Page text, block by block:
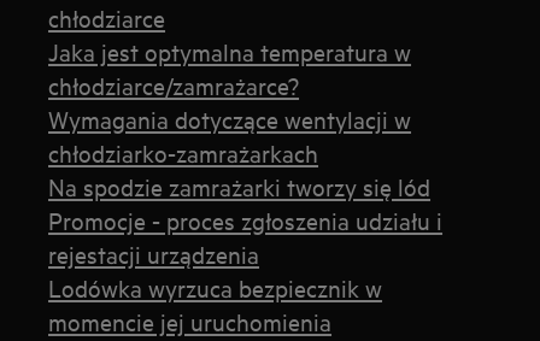
chłodziarce
Jaka jest optymalna temperatura w
chłodziarce/zamrażarce?
Wymagania dotyczące wentylacji w
chłodziarko-zamrażarkach
Na spodzie zamrażarki tworzy się lód
Promocje - proces zgłoszenia udziału i
rejestacji urządzenia
Lodówka wyrzuca bezpiecznik w
momencie jej uruchomienia